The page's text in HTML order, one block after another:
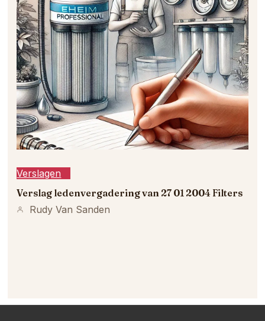
Verslagen
Verslag ledenvergadering van 27 01 2004 Filters
Rudy Van Sanden